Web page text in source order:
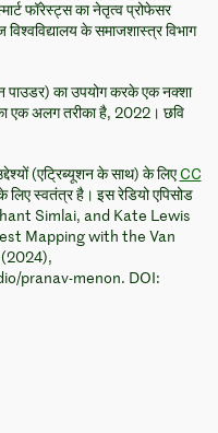
फॉरेस्ट्स का नेतृत्व प्रोफेसर
विश्वविद्यालय के समाजशास्त्र विभाग
पाउडर) का उपयोग करके एक नक्शा
एक अलग तरीका है, 2022। छवि
(एट्रिब्यूशन के साथ) के लिए CC
स्वतंत्र है। इस रेडियो एपिसोड
Simlai, and Kate Lewis
Mapping with the Van
pranav-menon. DOI: